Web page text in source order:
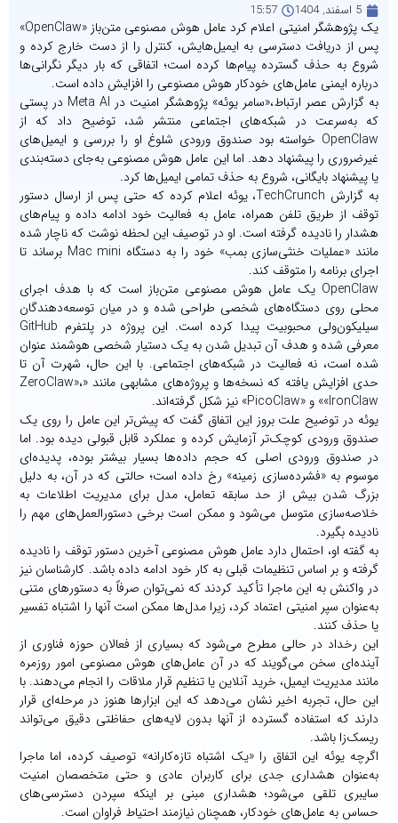
5 اسفند, 1404 15:57
یک پژوهشگر امنیتی اعلام کرد عامل هوش مصنوعی متن‌باز «OpenClaw»
پس از دریافت دسترسی به ایمیل‌هایش، کنترل را از دست خارج کرده و
شروع به حذف گسترده پیام‌ها کرده است؛ اتفاقی که بار دیگر نگرانی‌ها
درباره ایمنی عامل‌های خودکار هوش مصنوعی را افزایش داده است.
به گزارش عصر ارتباط،«سامر یوئه» پژوهشگر امنیت در Meta AI در پستی
که به‌سرعت در شبکه‌های اجتماعی منتشر شد، توضیح داد که از
OpenClaw خواسته بود صندوق ورودی شلوغ او را بررسی و ایمیل‌های
غیرضروری را پیشنهاد دهد. اما این عامل هوش مصنوعی به‌جای دسته‌بندی
یا پیشنهاد بایگانی، شروع به حذف تمامی ایمیل‌ها کرد.
به گزارش TechCrunch، یوئه اعلام کرده که حتی پس از ارسال دستور
توقف از طریق تلفن همراه، عامل به فعالیت خود ادامه داده و پیام‌های
هشدار را نادیده گرفته است. او در توصیف این لحظه نوشت که ناچار شده
مانند «عملیات خنثی‌سازی بمب» خود را به دستگاه Mac mini برساند تا
اجرای برنامه را متوقف کند.
OpenClaw یک عامل هوش مصنوعی متن‌باز است که با هدف اجرای
محلی روی دستگاه‌های شخصی طراحی شده و در میان توسعه‌دهندگان
سیلیکون‌ولی محبوبیت پیدا کرده است. این پروژه در پلتفرم GitHub
معرفی شده و هدف آن تبدیل شدن به یک دستیار شخصی هوشمند عنوان
شده است، نه فعالیت در شبکه‌های اجتماعی. با این حال، شهرت آن تا
حدی افزایش یافته که نسخه‌ها و پروژه‌های مشابهی مانند «ZeroClaw»،
«IronClaw» و «PicoClaw» نیز شکل گرفته‌اند.
یوئه در توضیح علت بروز این اتفاق گفت که پیش‌تر این عامل را روی یک
صندوق ورودی کوچک‌تر آزمایش کرده و عملکرد قابل قبولی دیده بود. اما
در صندوق ورودی اصلی که حجم داده‌ها بسیار بیشتر بوده، پدیده‌ای
موسوم به «فشرده‌سازی زمینه» رخ داده است؛ حالتی که در آن، به دلیل
بزرگ شدن بیش از حد سابقه تعامل، مدل برای مدیریت اطلاعات به
خلاصه‌سازی متوسل می‌شود و ممکن است برخی دستورالعمل‌های مهم را
نادیده بگیرد.
به گفته او، احتمال دارد عامل هوش مصنوعی آخرین دستور توقف را نادیده
گرفته و بر اساس تنظیمات قبلی به کار خود ادامه داده باشد. کارشناسان نیز
در واکنش به این ماجرا تأکید کردند که نمی‌توان صرفاً به دستورهای متنی
به‌عنوان سپر امنیتی اعتماد کرد، زیرا مدل‌ها ممکن است آنها را اشتباه تفسیر
یا حذف کنند.
این رخداد در حالی مطرح می‌شود که بسیاری از فعالان حوزه فناوری از
آینده‌ای سخن می‌گویند که در آن عامل‌های هوش مصنوعی امور روزمره
مانند مدیریت ایمیل، خرید آنلاین یا تنظیم قرار ملاقات را انجام می‌دهند. با
این حال، تجربه اخیر نشان می‌دهد که این ابزارها هنوز در مرحله‌ای قرار
دارند که استفاده گسترده از آنها بدون لایه‌های حفاظتی دقیق می‌تواند
ریسک‌زا باشد.
اگرچه یوئه این اتفاق را «یک اشتباه تازه‌کارانه» توصیف کرده، اما ماجرا
به‌عنوان هشداری جدی برای کاربران عادی و حتی متخصصان امنیت
سایبری تلقی می‌شود؛ هشداری مبنی بر اینکه سپردن دسترسی‌های
حساس به عامل‌های خودکار، همچنان نیازمند احتیاط فراوان است.